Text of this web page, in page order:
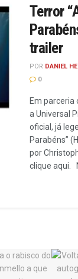
Terror
trailer
POR DANIEL
0
Em parceria
a Universal
oficial, já
Parabéns”
por
clique aqui.